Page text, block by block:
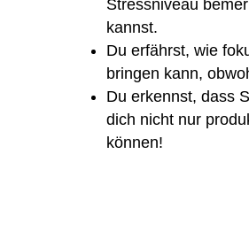
Stressniveau
kannst.
Du erfährst, wie
bringen kann,
Du erkennst, dass
dich nicht nur
können!